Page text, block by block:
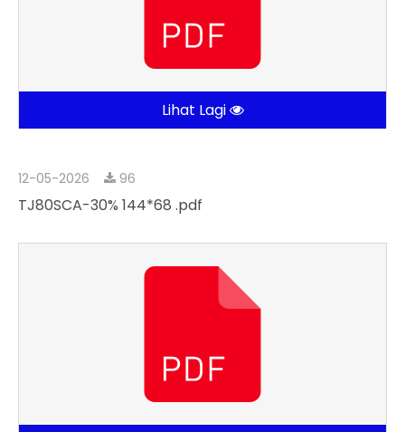
Lihat Lagi
12-05-2026 96
TJ80SCA-30% 144*68 .pdf